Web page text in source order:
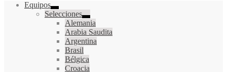
Equipos
Selecciones
Alemania
Arabia Saudita
Argentina
Brasil
Bélgica
Croacia